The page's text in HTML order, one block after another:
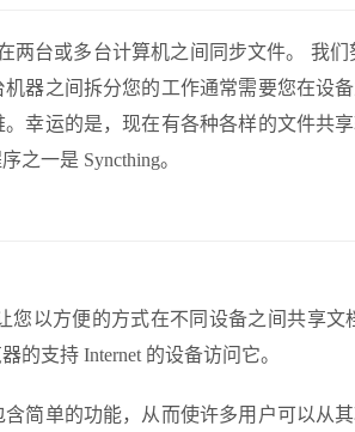
两台或多台计算机之间 同步文件。 我
器之间拆分您的工作通常需要您在设
幸运的是，现在有各种各样的文件共
之一是 Syncthing。
您以方便的方式在不同设备之间共享文
的支持 Internet 的设备访问它。
简单的功能，从而使许多用户可以从